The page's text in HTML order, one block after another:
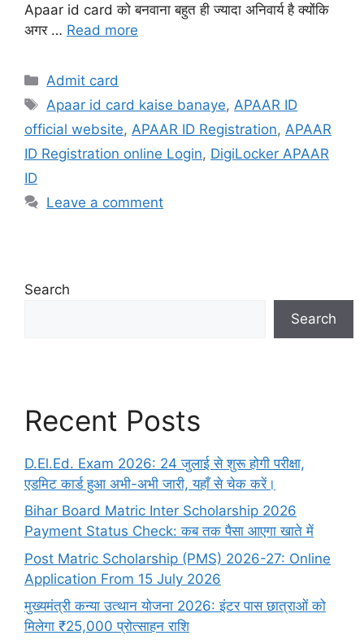
Apaar id card को बनवाना बहुत ही ज्यादा अनिवार्य है क्योंकि
अगर … Read more
Categories
Admit card
Tags
Apaar id card kaise banaye, APAAR ID
official website, APAAR ID Registration, APAAR
ID Registration online Login, DigiLocker APAAR
ID
Leave a comment
Search
Search
Recent Posts
D.El.Ed. Exam 2026: 24 जुलाई से शुरू होगी परीक्षा,
एडमिट कार्ड हुआ अभी-अभी जारी, यहाँ से चेक करें।
Bihar Board Matric Inter Scholarship 2026
Payment Status Check: कब तक पैसा आएगा खाते में
Post Matric Scholarship (PMS) 2026-27: Online
Application From 15 July 2026
मुख्यमंत्री कन्या उत्थान योजना 2026: इंटर पास छात्राओं को
मिलेगा ₹25,000 प्रोत्साहन राशि